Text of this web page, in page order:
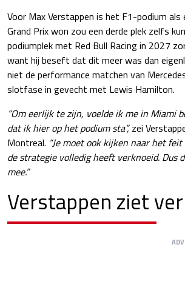
Voor Max Verstappen is het F1-podium
Grand Prix won zou een derde plek zelfs
podiumplek met Red Bull Racing in 2027
want hij beseft dat dit meer was dan
niet de performance matchen van
slotfase in gevecht met Lewis Hamilton.
“Om eerlijk te zijn, voelde ik me in Miami
dat ik hier op het podium sta”,zei
Montreal. “Je moet ook kijken naar het
de strategie volledig heeft verknoeid.
mee.”
Verstappen ziet